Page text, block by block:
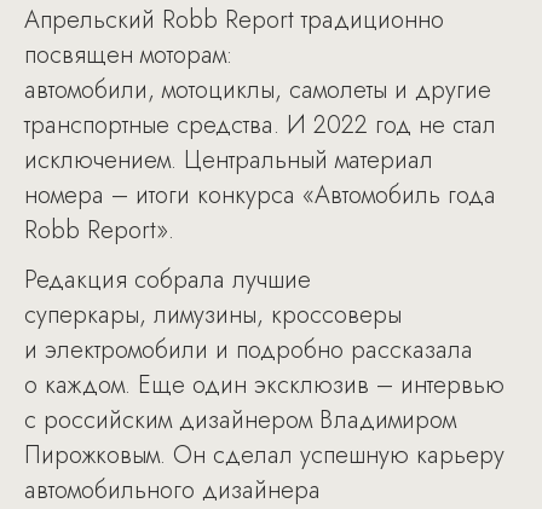
Апрельский Robb Report традиционно
посвящен моторам:
автомобили, мотоциклы, самолеты и другие
транспортные средства. И 2022 год не стал
исключением. Центральный материал
номера – итоги конкурса «Автомобиль года
Robb Report».
Редакция собрала лучшие
суперкары, лимузины, кроссоверы
и электромобили и подробно рассказала
о каждом. Еще один эксклюзив – интервью
с российским дизайнером Владимиром
Пирожковым. Он сделал успешную карьеру
автомобильного дизайнера